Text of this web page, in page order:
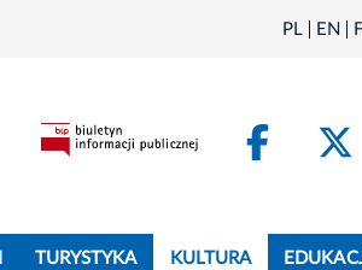
PL EN
TURYSTYKA KULTURA